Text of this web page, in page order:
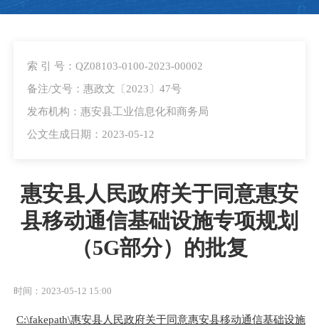
索 引 号：QZ08103-0100-2023-00002
备注/文号：惠政文〔2023〕47号
发布机构：惠安县工业信息化和商务局
公文生成日期：2023-05-12
惠安县人民政府关于同意惠安
县移动通信基础设施专项规划
（5G部分）的批复
时间：2023-05-12 15:00
C:\fakepath\惠安县人民政府关于同意惠安县移动通信基础设施